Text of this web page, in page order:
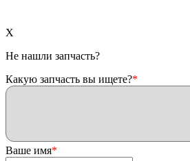
X
Не нашли запчасть?
Какую запчасть вы ищете?*
Ваше имя*